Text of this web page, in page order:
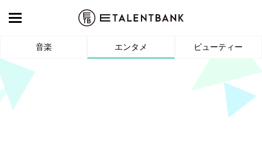
音楽 エンタメ ビューティー